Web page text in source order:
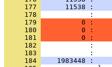
     177
11538 :
     178
     179
0 :
     180
0 :
     181
0 :
     182
     183
     184
1983448 :